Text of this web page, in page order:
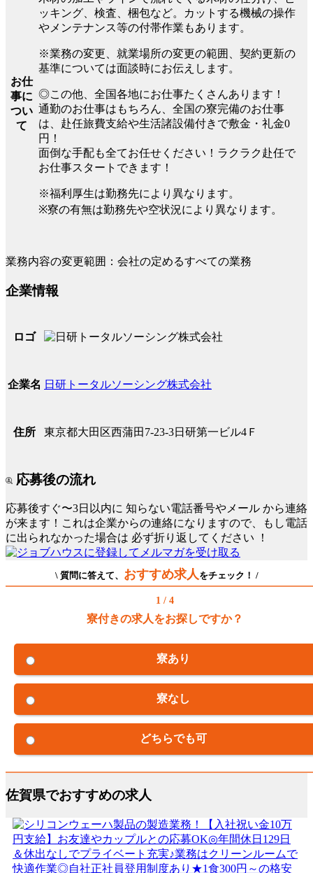
お仕
事に
つい
て
ッキング、検査、梱包など。カットする機械の操作
やメンテナンス等の付帯作業もあります。
※業務の変更、就業場所の変更の範囲、契約更新の
基準については面談時にお伝えします。
◎この他、全国各地にお仕事たくさんあります！
通勤のお仕事はもちろん、全国の寮完備のお仕事
は、赴任旅費支給や生活諸設備付きで敷金・礼金0
円！
面倒な手配も全てお任せください！ラクラク赴任で
お仕事スタートできます！
※福利厚生は勤務先により異なります。
※寮の有無は勤務先や空状況により異なります。
業務内容の変更範囲：会社の定めるすべての業務
企業情報
ロゴ
企業名 日研トータルソーシング株式会社
住所 東京都大田区西蒲田7-23-3日研第一ビル4Ｆ
応募後の流れ
応募後すぐ〜3日以内に 知らない電話番号やメール から連絡
が来ます！これは企業からの連絡になりますので、もし電話
に出られなかった場合は 必ず折り返してください ！
\ 質問に答えて、 おすすめ求人をチェック！ /
1 / 4
寮付きの求人をお探しですか？
寮あり
寮なし
どちらでも可
佐賀県でおすすめの求人